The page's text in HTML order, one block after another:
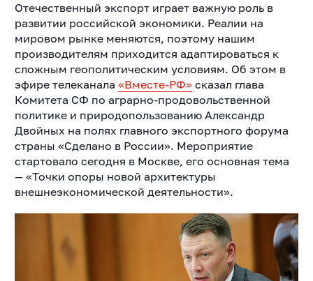
Отечественный экспорт играет важную роль в
развитии российской экономики. Реалии на
мировом рынке меняются, поэтому нашим
производителям приходится адаптироваться к
сложным геополитическим условиям. Об этом в
эфире телеканала «Вместе-РФ»сказал глава
Комитета СФ по аграрно-продовольственной
политике и природопользованию Александр
Двойных на полях главного экспортного форума
страны «Сделано в России». Мероприятие
стартовало сегодня в Москве, его основная тема
— «Точки опоры новой архитектуры
внешнеэкономической деятельности».